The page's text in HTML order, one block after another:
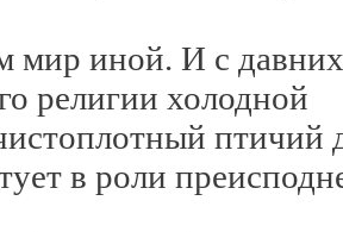
иной. И с
холодной
птичий
в роли